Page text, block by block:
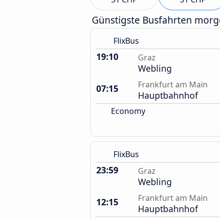
Günstigste Busfahrten
FlixBus
19:10 Graz
Webling
07:15
Frankfurt am Main
Hauptbahnhof
Economy
FlixBus
23:59 Graz
Webling
12:15
Frankfurt am Main
Hauptbahnhof